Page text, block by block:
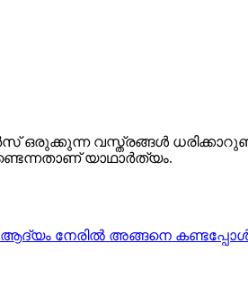
ഒരുക്കുന്ന വസ്ത്രങ്ങൾ
യാഥാർത്യം.
ആദ്യം നേരിൽ അങ്ങനെ